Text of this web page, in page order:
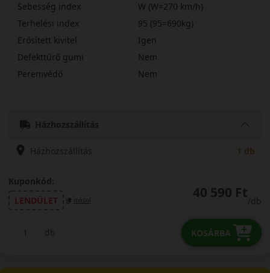
Sebesség index
W (W=270 km/h)
Terhelési index
95 (95=690kg)
Erősített kivitel
Igen
Defekttűrő gumi
Nem
Peremvédő
Nem
Házhozszállítás
Házhozszállítás 1 db
Kuponkód:
LENDÜLET
másol 40 590 Ft
/db
db KOSÁRBA